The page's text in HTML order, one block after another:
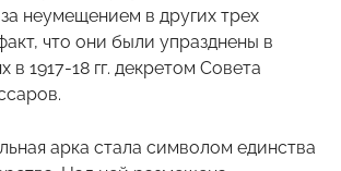
неумещением в других трех
что они были упразднены в
в 1917-18 гг. декретом Совета
арка стала символом единства